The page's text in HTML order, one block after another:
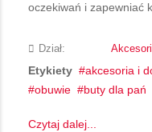
oczekiwań i zapewniać
Dział:
Etykiety akcesoria i
obuwie
buty dla pań
Czytaj dalej...